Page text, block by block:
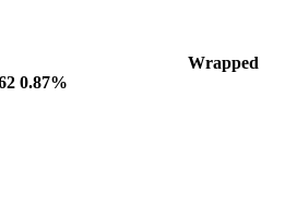
Wrapped
0.87%